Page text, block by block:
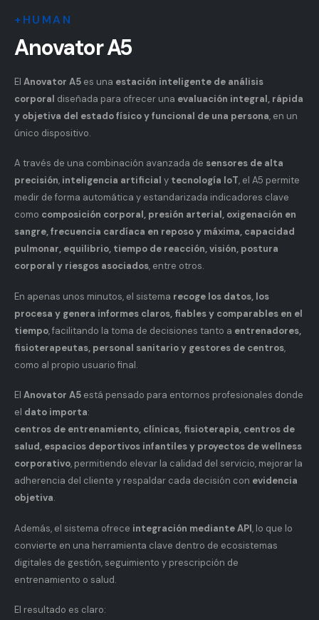
+HUMAN
Anovator A5
El Anovator A5 es una estación inteligente de análisis
corporal diseñada para ofrecer una evaluación integral, rápida
y objetiva del estado físico y funcional de una persona, en un
único dispositivo.
A través de una combinación avanzada de sensores de alta
precisión, inteligencia artificial y tecnología IoT, el A5 permite
medir de forma automática y estandarizada indicadores clave
como composición corporal, presión arterial, oxigenación en
sangre, frecuencia cardíaca en reposo y máxima, capacidad
pulmonar, equilibrio, tiempo de reacción, visión, postura
corporal y riesgos asociados, entre otros.
En apenas unos minutos, el sistema recoge los datos, los
procesa y genera informes claros, fiables y comparables en el
tiempo, facilitando la toma de decisiones tanto a entrenadores,
fisioterapeutas, personal sanitario y gestores de centros,
como al propio usuario final.
El Anovator A5 está pensado para entornos profesionales donde
el dato importa:
centros de entrenamiento, clínicas, fisioterapia, centros de
salud, espacios deportivos infantiles y proyectos de wellness
corporativo, permitiendo elevar la calidad del servicio, mejorar la
adherencia del cliente y respaldar cada decisión con evidencia
objetiva.
Además, el sistema ofrece integración mediante API, lo que lo
convierte en una herramienta clave dentro de ecosistemas
digitales de gestión, seguimiento y prescripción de
entrenamiento o salud.
El resultado es claro: